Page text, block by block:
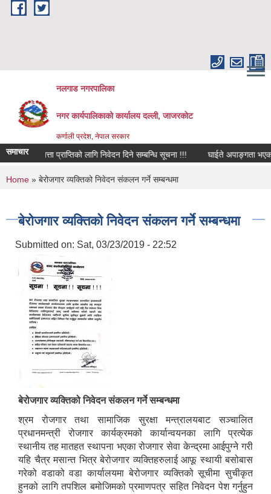
Skip to main content
नलगाड नगरपालिका
नगर कार्यपालिकाको कार्यालय दल्ली, जाजरकाेट
कर्णाली प्रदेश, नेपाल सरकार
समाचारभत्ता प्राप्तिको लागि निवेदन दिने सम्बन्धि सूचना !!! घाईते अपाङ्गता भएका
You are here
Home » बेरोजगार व्यक्तिको निवेदन संकलन गर्ने सम्बन्धमा
बेरोजगार व्यक्तिको निवेदन संकलन गर्ने सम्बन्धमा
Submitted on: Sat, 03/23/2019 - 22:52
बेरोजगार व्यक्तिको निवेदन संकलन गर्ने सम्बन्धमा
श्रम रोजगार तथा सामाजिक सुरक्षा मन्त्रालयबाट सञ्चालित
प्रधानमन्त्री रोजगार कार्यक्रमको कार्यान्वयनका लागि प्रत्येक
स्थानीय तह मातहत स्थापना भएका रोजगार सेवा केन्द्रमा आईपुग्ने गरी
यहि चैत्र मसान्त भित्र बेरोजगार व्यक्तिहरुलाई आफू स्थायी बसोबास
गरेको वडाको वडा कार्यालयमा बेरोजगार व्यक्तिको सूचीमा सुचीकृत
हुनको लागि तपशिल बमोजिमको प्रमाणपत्र सहित निवेदन पेश गर्नुहुन